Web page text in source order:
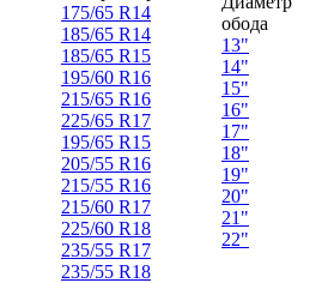
175/65 R14
185/65 R14
185/65 R15
195/60 R16
215/65 R16
225/65 R17
195/65 R15
205/55 R16
215/55 R16
215/60 R17
225/60 R18
235/55 R17
235/55 R18
обода
13"
14"
15"
16"
17"
18"
19"
20"
21"
22"